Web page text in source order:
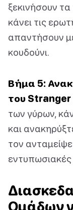
ξεκινήσουν
κάνει τις
απαντήσουν
κουδούνι.
Βήμα 5:
του Stranger
των γύρων,
και
τον
Ομάδων